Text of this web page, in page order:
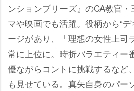
ンションプリーズ』のCA教官
マや映画でも活躍。役柄から“
ージがあり、「理想の女性上司
常に上位に。時折バラエティー
優ながらコントに挑戦するなど
も見せている。真矢自身のパー